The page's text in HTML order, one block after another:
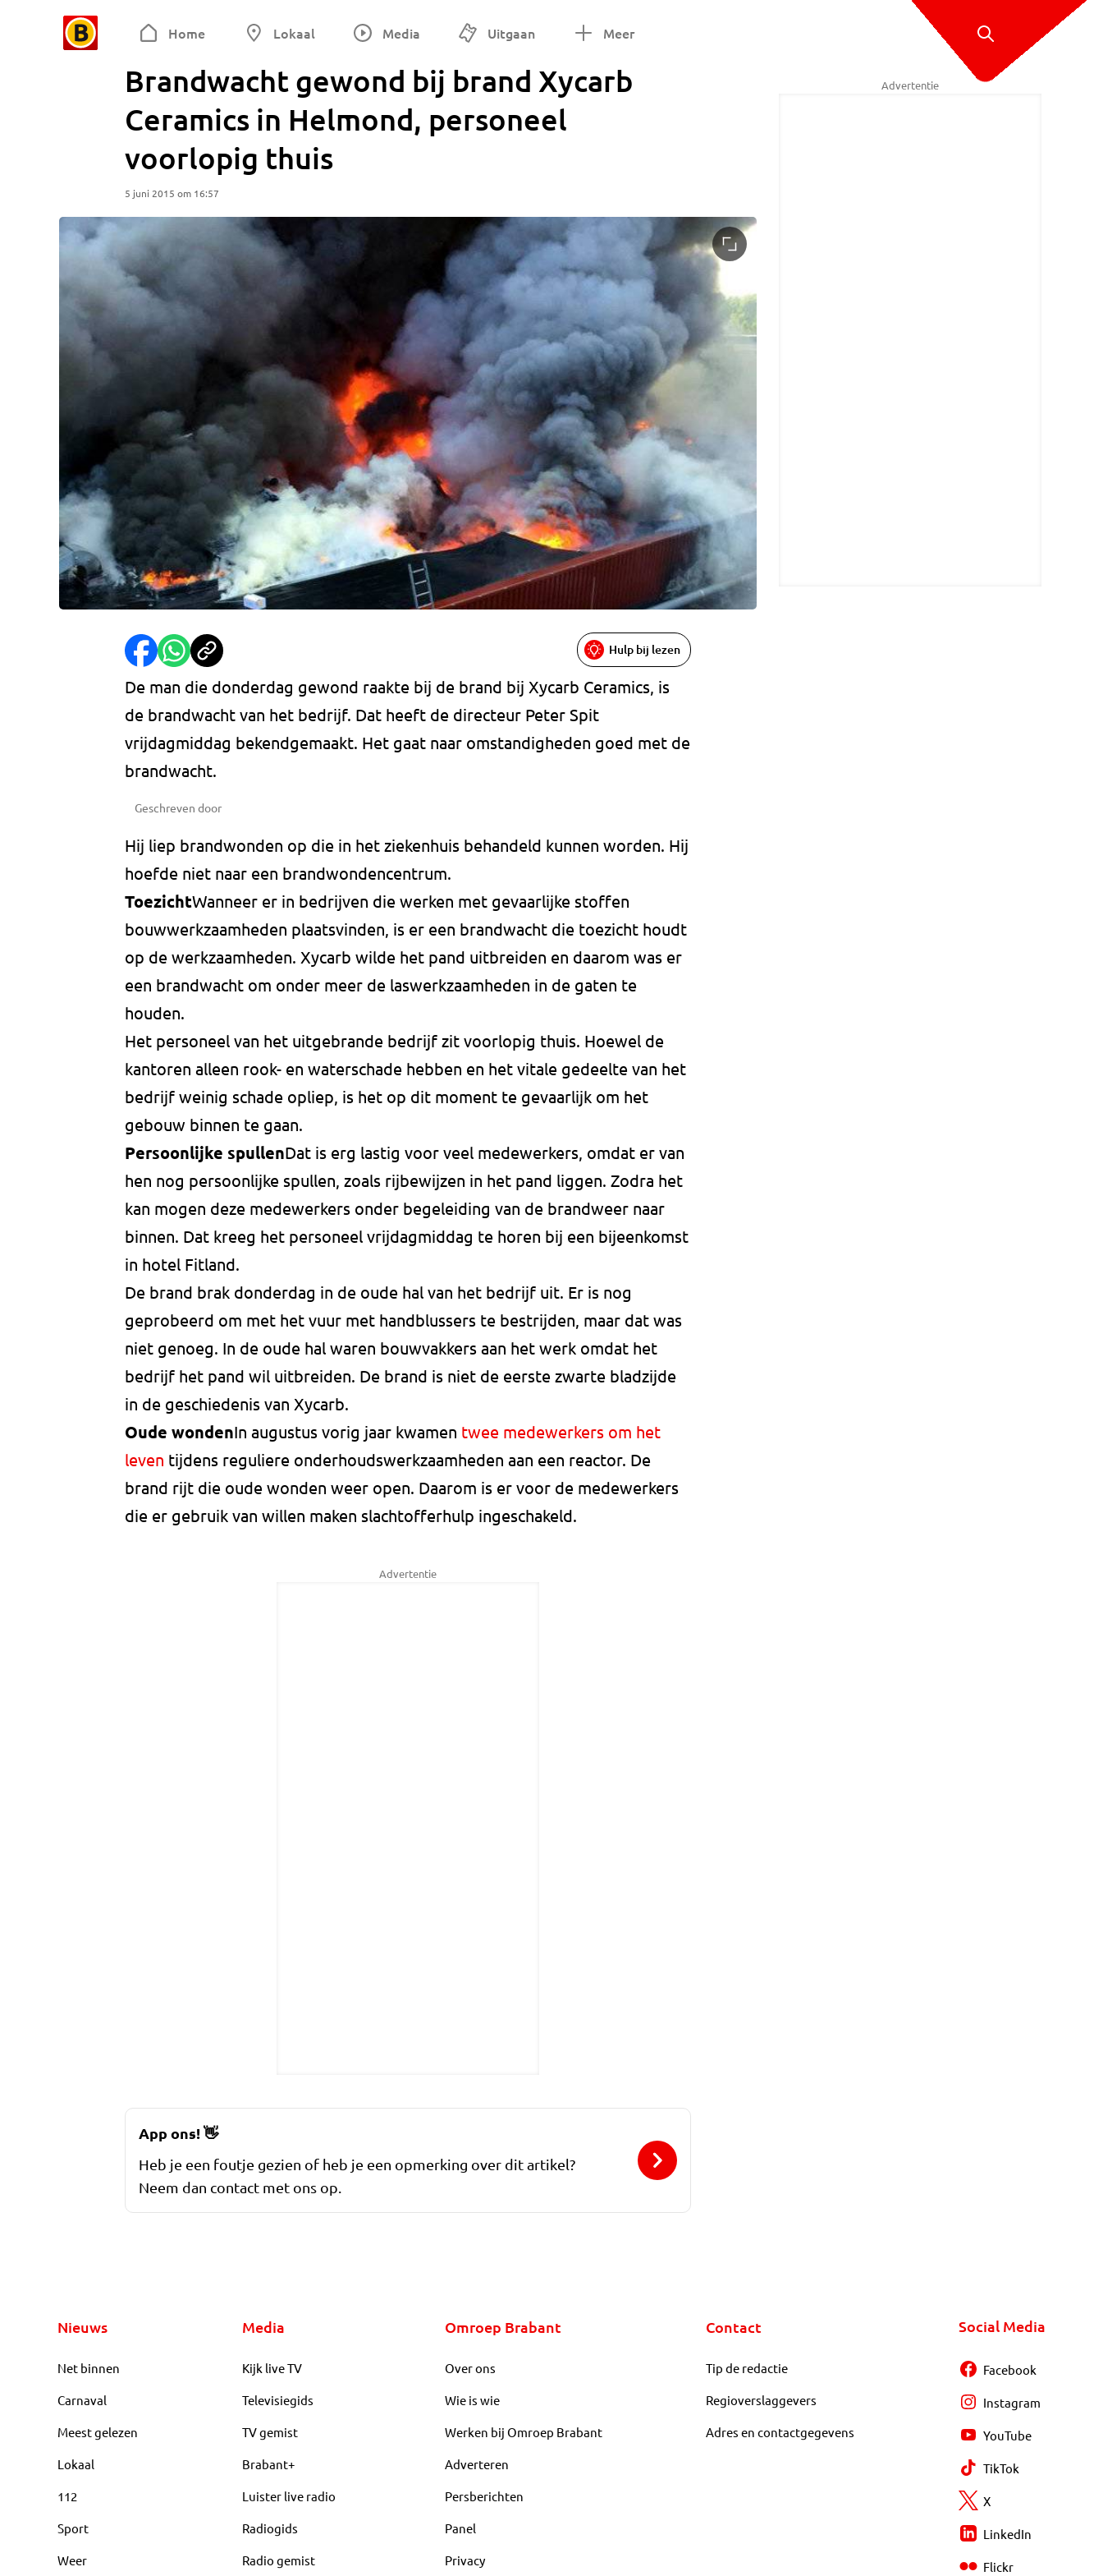
Home Lokaal Media Uitgaan Meer
Brandwacht gewond bij brand Xycarb
Ceramics in Helmond, personeel
voorlopig thuis
5 juni 2015 om 16:57
Hulp bij lezen
De man die donderdag gewond raakte bij de brand bij Xycarb Ceramics, is
de brandwacht van het bedrijf. Dat heeft de directeur Peter Spit
vrijdagmiddag bekendgemaakt. Het gaat naar omstandigheden goed met de
brandwacht.
Geschreven door
Hij liep brandwonden op die in het ziekenhuis behandeld kunnen worden. Hij
hoefde niet naar een brandwondencentrum.
ToezichtWanneer er in bedrijven die werken met gevaarlijke stoffen
bouwwerkzaamheden plaatsvinden, is er een brandwacht die toezicht houdt
op de werkzaamheden. Xycarb wilde het pand uitbreiden en daarom was er
een brandwacht om onder meer de laswerkzaamheden in de gaten te
houden.
Het personeel van het uitgebrande bedrijf zit voorlopig thuis. Hoewel de
kantoren alleen rook- en waterschade hebben en het vitale gedeelte van het
bedrijf weinig schade opliep, is het op dit moment te gevaarlijk om het
gebouw binnen te gaan.
Persoonlijke spullenDat is erg lastig voor veel medewerkers, omdat er van
hen nog persoonlijke spullen, zoals rijbewijzen in het pand liggen. Zodra het
kan mogen deze medewerkers onder begeleiding van de brandweer naar
binnen. Dat kreeg het personeel vrijdagmiddag te horen bij een bijeenkomst
in hotel Fitland.
De brand brak donderdag in de oude hal van het bedrijf uit. Er is nog
geprobeerd om met het vuur met handblussers te bestrijden, maar dat was
niet genoeg. In de oude hal waren bouwvakkers aan het werk omdat het
bedrijf het pand wil uitbreiden. De brand is niet de eerste zwarte bladzijde
in de geschiedenis van Xycarb.
Oude wondenIn augustus vorig jaar kwamen twee medewerkers om het
leven tijdens reguliere onderhoudswerkzaamheden aan een reactor. De
brand rijt die oude wonden weer open. Daarom is er voor de medewerkers
die er gebruik van willen maken slachtofferhulp ingeschakeld.
Advertentie
Advertentie
App ons!👋
Heb je een foutje gezien of heb je een opmerking over dit artikel?
Neem dan contact met ons op.
Nieuws
Net binnen
Carnaval
Meest gelezen
Lokaal
112
Sport
Weer
Media
Kijk live TV
Televisiegids
TV gemist
Brabant+
Luister live radio
Radiogids
Radio gemist
Omroep Brabant
Over ons
Wie is wie
Werken bij Omroep Brabant
Adverteren
Persberichten
Panel
Privacy
Contact
Tip de redactie
Regioverslaggevers
Adres en contactgegevens
Social Media
Facebook
Instagram
YouTube
TikTok
X
LinkedIn
Flickr